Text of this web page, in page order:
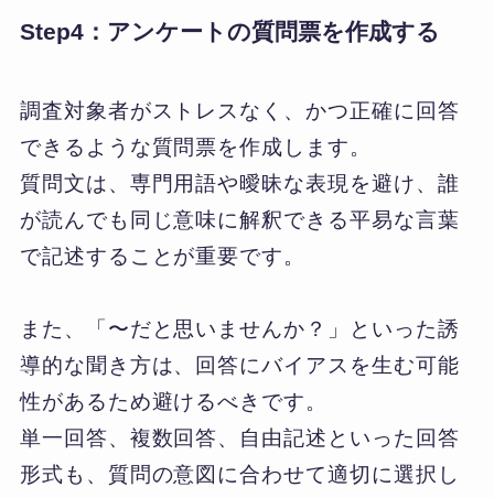
Step4：アンケートの質問票を作成する
調査対象者がストレスなく、かつ正確に回答
できるような質問票を作成します。
質問文は、専門用語や曖昧な表現を避け、誰
が読んでも同じ意味に解釈できる平易な言葉
で記述することが重要です。
また、「〜だと思いませんか？」といった誘
導的な聞き方は、回答にバイアスを生む可能
性があるため避けるべきです。
単一回答、複数回答、自由記述といった回答
形式も、質問の意図に合わせて適切に選択し